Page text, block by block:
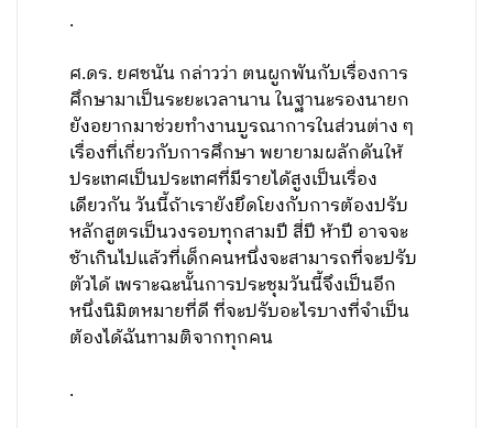
.
ศ.ดร. ยศชนัน กล่าวว่า ตนผูกพันกับเรื่องการ
ศึกษามาเป็นระยะเวลานาน ในฐานะรองนายก
ยังอยากมาช่วยทำงานบูรณาการในส่วนต่าง ๆ
เรื่องที่เกี่ยวกับการศึกษา พยายามผลักดันให้
ประเทศเป็นประเทศที่มีรายได้สูงเป็นเรื่อง
เดียวกัน วันนี้ถ้าเรายังยึดโยงกับการต้องปรับ
หลักสูตรเป็นวงรอบทุกสามปี สี่ปี ห้าปี อาจจะ
ช้าเกินไปแล้วที่เด็กคนหนึ่งจะสามารถที่จะปรับ
ตัวได้ เพราะฉะนั้นการประชุมวันนี้จึงเป็นอีก
หนึ่งนิมิตหมายที่ดี ที่จะปรับอะไรบางที่จำเป็น
ต้องได้ฉันทามติจากทุกคน
.